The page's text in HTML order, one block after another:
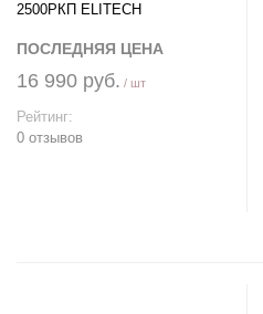
2500РКП ELITECH
ПОСЛЕДНЯЯ ЦЕНА
16 990 руб. / шт
Рейтинг:
0 отзывов